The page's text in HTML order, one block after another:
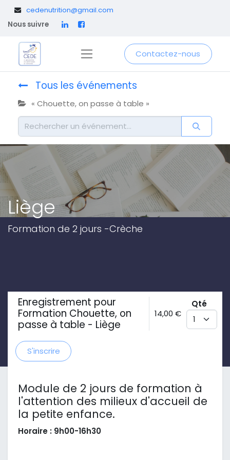
cedenutrition@gmail.com
Nous suivre
Contactez-nous
Tous les événements
« Chouette, on passe à table »
Liège
Formation de 2 jours -Crèche
Enregistrement pour
Formation Chouette, on
passe à table - Liège
14,00 €
Qté
S'inscrire
Module de 2 jours de formation à
l'attention des milieux d'accueil de
la petite enfance.
Horaire : 9h00-16h30